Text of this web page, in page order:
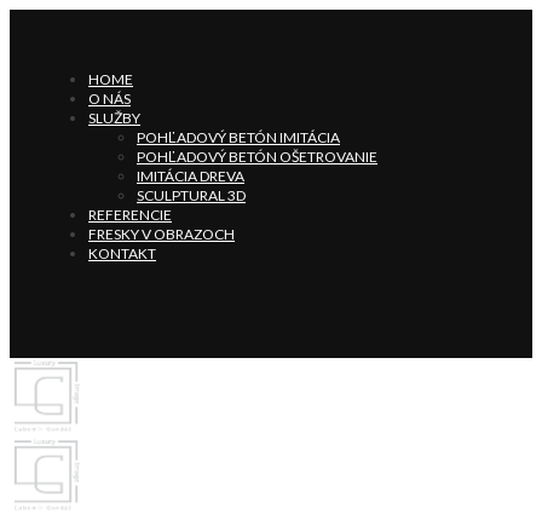
HOME
O NÁS
SLUŽBY
POHĽADOVÝ BETÓN IMITÁCIA
POHĽADOVÝ BETÓN OŠETROVANIE
IMITÁCIA DREVA
SCULPTURAL 3D
REFERENCIE
FRESKY V OBRAZOCH
KONTAKT